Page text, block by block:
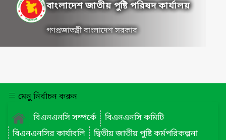
বাংলাদেশ জাতীয় পুষ্টি পরিষদ কার্যালয়
গণপ্রজাতন্ত্রী বাংলাদেশ সরকার
মেনু নির্বাচন করুন
বিএনএনসি সম্পর্কে
বিএনএনসি কমিটি
বিএনএনসির কার্যাবলি
দ্বিতীয় জাতীয় পুষ্টি কর্মপরিকল্পনা